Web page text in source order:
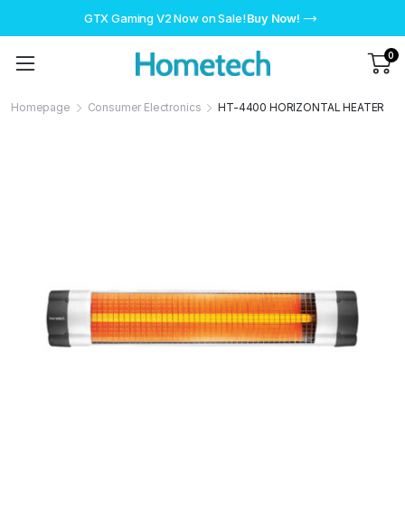
GTX Gaming V2 Now on Sale!Buy Now!
0
Homepage Consumer Electronics HT-4400 HORIZONTAL HEATER